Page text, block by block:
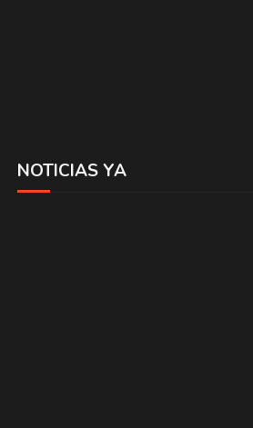
NOTICIAS YA